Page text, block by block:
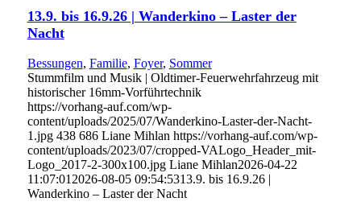
13.9. bis 16.9.26 | Wanderkino – Laster der
Nacht
Bessungen, Familie, Foyer, Sommer
Stummfilm und Musik | Oldtimer-Feuerwehrfahrzeug mit
historischer 16mm-Vorführtechnik
https://vorhang-auf.com/wp-
content/uploads/2025/07/Wanderkino-Laster-der-Nacht-
1.jpg 438 686 Liane Mihlan https://vorhang-auf.com/wp-
content/uploads/2023/07/cropped-VALogo_Header_mit-
Logo_2017-2-300x100.jpg Liane Mihlan2026-04-22
11:07:01 2026-08-05 09:54:5313.9. bis 16.9.26 |
Wanderkino – Laster der Nacht